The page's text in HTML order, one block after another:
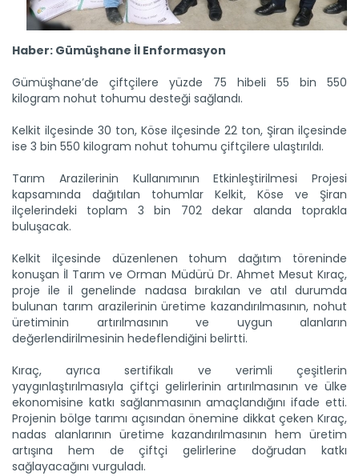
Haber: Gümüşhane İl Enformasyon
Gümüşhane’de çiftçilere yüzde 75 hibeli 55 bin 550
kilogram nohut tohumu desteği sağlandı.
Kelkit ilçesinde 30 ton, Köse ilçesinde 22 ton, Şiran ilçesinde
ise 3 bin 550 kilogram nohut tohumu çiftçilere ulaştırıldı.
Tarım Arazilerinin Kullanımının Etkinleştirilmesi Projesi
kapsamında dağıtılan tohumlar Kelkit, Köse ve Şiran
ilçelerindeki toplam 3 bin 702 dekar alanda toprakla
buluşacak.
Kelkit ilçesinde düzenlenen tohum dağıtım töreninde
konuşan İl Tarım ve Orman Müdürü Dr. Ahmet Mesut Kıraç,
proje ile il genelinde nadasa bırakılan ve atıl durumda
bulunan tarım arazilerinin üretime kazandırılmasının, nohut
üretiminin artırılmasının ve uygun alanların
değerlendirilmesinin hedeflendiğini belirtti.
Kıraç, ayrıca sertifikalı ve verimli çeşitlerin
yaygınlaştırılmasıyla çiftçi gelirlerinin artırılmasının ve ülke
ekonomisine katkı sağlanmasının amaçlandığını ifade etti.
Projenin bölge tarımı açısından önemine dikkat çeken Kıraç,
nadas alanlarının üretime kazandırılmasının hem üretim
artışına hem de çiftçi gelirlerine doğrudan katkı
sağlayacağını vurguladı.
Genç girişimci devlet...
Erzincan’ın Tercan ilçesinde üniversite eğitimini
Devamını Oku ->